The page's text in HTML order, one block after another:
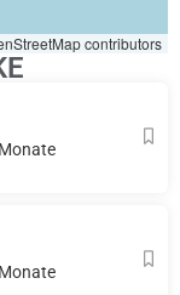
contributors